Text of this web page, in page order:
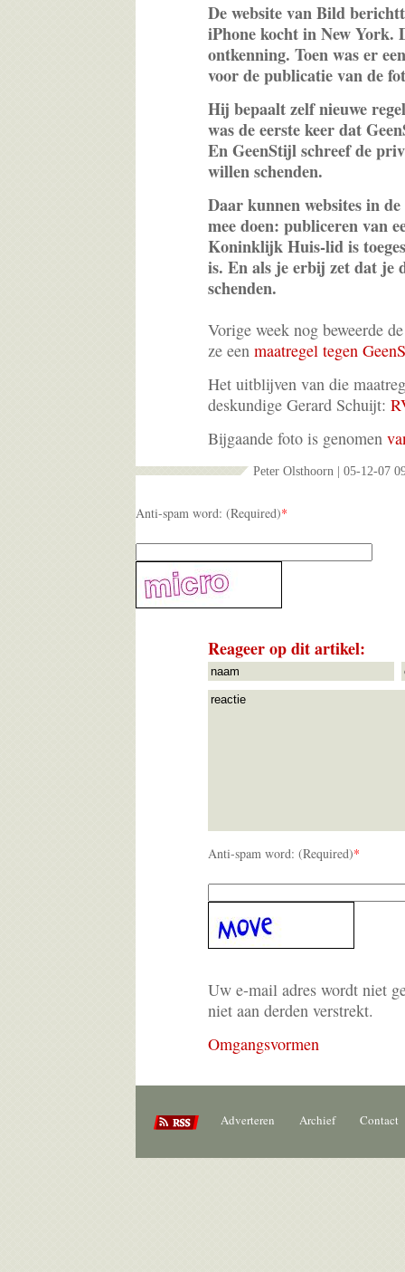
De website van Bild
iPhone kocht in New York.
ontkenning. Toen was er
voor de publicatie van de
Hij bepaalt zelf nieuwe
was de eerste keer dat
En GeenStijl schreef de
willen schenden.
Daar kunnen websites in
mee doen: publiceren van
Koninklijk Huis-lid is
is. En als je erbij zet dat je
schenden.
Vorige week nog beweerde
ze een maatregel tegen
Het uitblijven van die
deskundige Gerard Schuijt:
Bijgaande foto is genomen
Peter Olsthoorn | 05-12-07
Anti-spam word: (Required)*
Reageer op dit artikel:
Anti-spam word: (Required)*
Uw e-mail adres wordt niet
niet aan derden verstrekt.
Omgangsvormen
Adverteren Archief Contact